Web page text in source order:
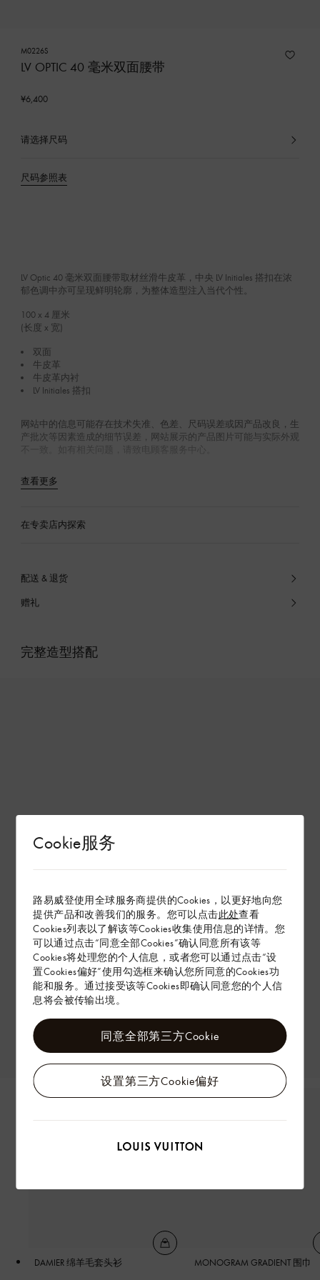
Cookie服务
路易威登使用全球服务商提供的Cookies，以更好地向您
提供产品和改善我们的服务。您可以点击此处查看
Cookies列表以了解该等Cookies收集使用信息的详情。您
可以通过点击“同意全部Cookies”确认同意所有该等
Cookies将处理您的个人信息，或者您可以通过点击“设
置Cookies偏好”使用勾选框来确认您所同意的Cookies功
能和服务。通过接受该等Cookies即确认同意您的个人信
息将会被传输出境。
设置第三方Cookie偏好
同意全部第三方Cookie
M0226S
LV OPTIC 40 毫米双面腰带
¥6,400
请选择尺码
已
品
尺码参照表
LV Optic 40 毫米双面腰带取材丝滑牛皮革，中央 LV Initiales 搭扣在浓
郁色调中亦可呈现鲜明轮廓，为整体造型注入当代个性。
100 x 4厘米
(长度 x 宽)
双面
牛皮革
牛皮革内衬
LV Initiales 搭扣
网站中的信息可能存在技术失准、色差、尺码误差或因产品改良，生
产批次等因素造成的细节误差，网站展示的产品图片可能与实际外观
不一致。如有相关问题，请致电顾客服务中心。
查看更多
在专卖店内探索
配送 & 退货
赠礼
完整造型搭配
DAMIER 绵羊毛套头衫 MONOGRAM GRADIENT 围巾